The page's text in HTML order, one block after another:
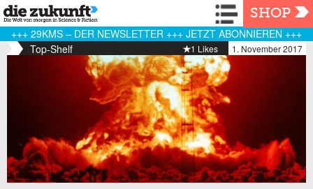
Navigation
SHOP
+++ 29KMS – DER NEWSLETTER +++ JETZT ABONNIEREN +++
Top-Shelf
1. November 2017
1 Likes